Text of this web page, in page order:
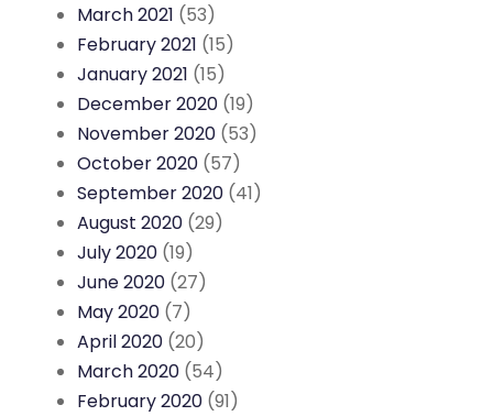
March 2021 (53)
February 2021 (15)
January 2021 (15)
December 2020 (19)
November 2020 (53)
October 2020 (57)
September 2020 (41)
August 2020 (29)
July 2020 (19)
June 2020 (27)
May 2020 (7)
April 2020 (20)
March 2020 (54)
February 2020 (91)